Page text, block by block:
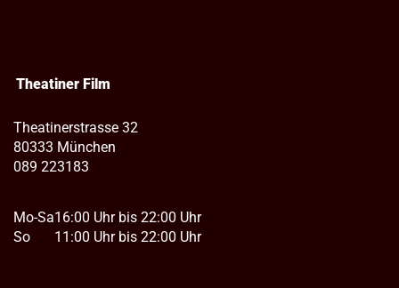
Theatiner Film
Theatinerstrasse 32
80333 München
089 223183
Mo-Sa
So
16:00 Uhr bis 22:00 Uhr
11:00 Uhr bis 22:00 Uhr